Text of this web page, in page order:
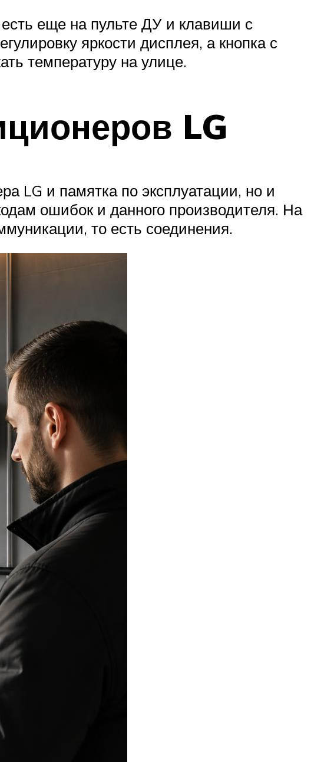
еще на пульте ДУ и клавиши с
яркости дисплея, а кнопка с
температуру на улице.
LG
LG и памятка по эксплуатации, но и
ошибок и данного производителя. На
то есть соединения.